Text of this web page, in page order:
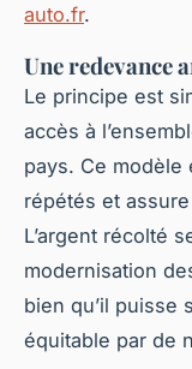
auto.fr.
Une redevance
Le principe est
accès à
pays. Ce modèle
répétés et
L’argent récolté
modernisation
bien qu’il puisse
équitable par de